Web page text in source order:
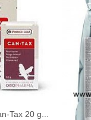
Tax 20 g...